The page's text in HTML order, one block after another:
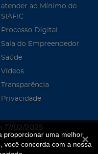
proporcionar uma melhor
você concorda com a nossa
atender ao Mínimo do
SIAFIC
Processo Digital
Sala do Empreendedor
Saúde
Vídeos
Transparência
Privacidade
17/02/2025